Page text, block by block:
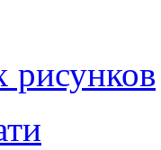
рисунков